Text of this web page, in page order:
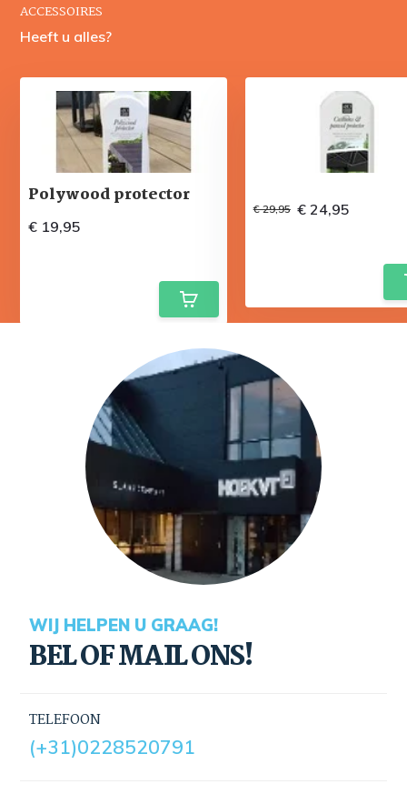
ACCESSOIRES
Heeft u alles?
Polywood protector
€ 19,95
€ 29,95 € 24,95
WIJ HELPEN U GRAAG!
BEL OF MAIL ONS!
TELEFOON
(+31)0228520791